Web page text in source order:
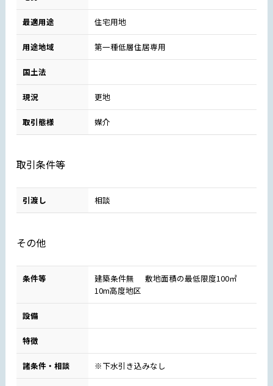
最適用途 住宅用地
用途地域 第一種低層住居専用
国土法
現況 更地
取引態様 媒介
取引条件等
引渡し 相談
その他
条件等
建築条件無 敷地面積の最低限度100㎡
10m高度地区
設備
特徴
諸条件・相談 ※下水引き込みなし